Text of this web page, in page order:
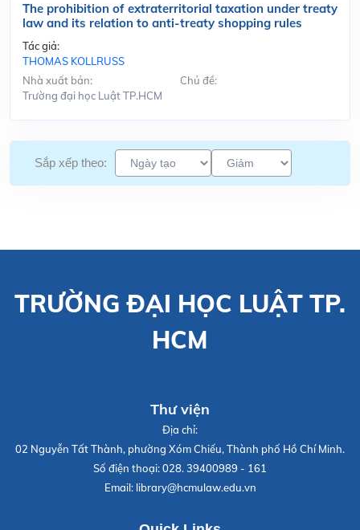
The prohibition of extraterritorial taxation under treaty
law and its relation to anti-treaty shopping rules
Tác giả:
THOMAS KOLLRUSS
Nhà xuất bản:
Trường đại học Luật TP.HCM
Chủ đề:
Sắp xếp theo:
TRƯỜNG ĐẠI HỌC LUẬT TP.
HCM
Thư viện
Địa chỉ:
02 Nguyễn Tất Thành, phường Xóm Chiếu, Thành phố Hồ Chí Minh.
Số điện thoại:028. 39400989 - 161
Email: library@hcmulaw.edu.vn